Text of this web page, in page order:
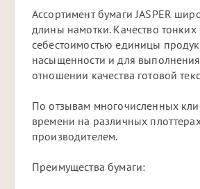
Ассортимент бумаги JASPER
длины намотки. Качество
себестоимостью единицы
насыщенности и для
отношении качества готовой
По отзывам многочисленных
времени на различных
производителем.
Преимущества бумаги: